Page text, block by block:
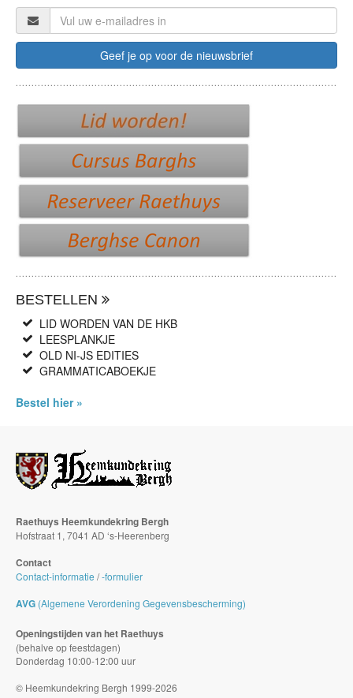
BESTELLEN
LID WORDEN VAN DE HKB
LEESPLANKJE
OLD NI-JS EDITIES
GRAMMATICABOEKJE
Bestel hier »
Raethuys Heemkundekring Bergh
Hofstraat 1, 7041 AD ‘s-Heerenberg
Contact
Contact-informatie /-formulier
AVG (Algemene Verordening Gegevensbescherming)
Openingstijden van het Raethuys
(behalve op feestdagen)
Donderdag 10:00-12:00 uur
© Heemkundekring Bergh 1999-2026